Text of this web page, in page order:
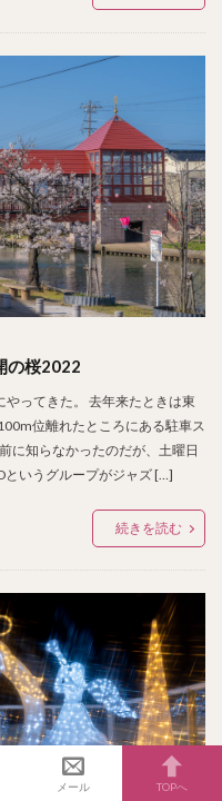
の桜2022
ってきた。 去年来たときは東
位離れたところにある駐車ス
に知らなかったのだが、土曜日
というグループがジャズ […]
続きを読む
メール TOPへ